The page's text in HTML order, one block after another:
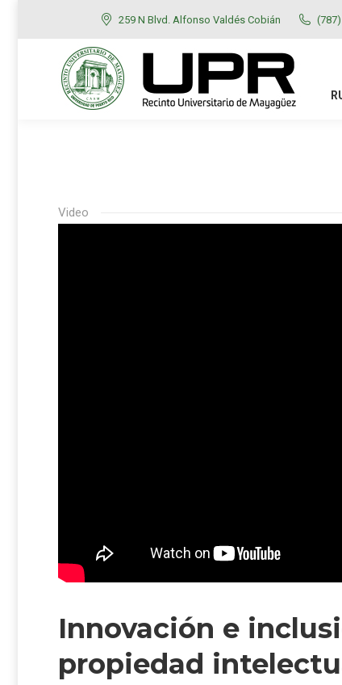
259 N Blvd. Alfonso Valdés Cobián
Video
Innovación e
propiedad
RUM ADMISIONES